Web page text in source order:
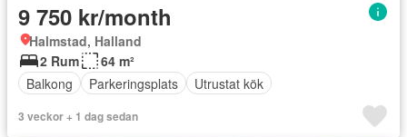
9 750 kr/month
Halmstad, Halland
2 Rum
64 m²
Balkong
Parkeringsplats Utrustat kök
3 veckor + 1 dag sedan